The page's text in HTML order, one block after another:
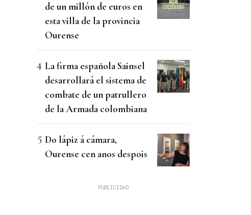
de un millón de euros en
esta villa de la provincia
Ourense
La firma española Sainsel
desarrollará el sistema de
combate de un patrullero
de la Armada colombiana
Do lápiz á cámara,
Ourense cen anos despois